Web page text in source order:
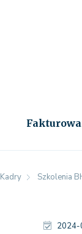
Kadry Szkolenia